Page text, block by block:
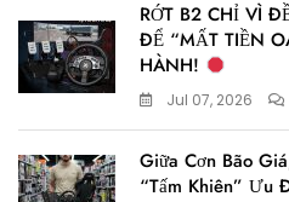
RỚT B2 CHỈ VÌ
ĐỂ “MẤT TIỀN
HÀNH!
Jul 07, 2026
Giữa Cơn Bão
“Tấm Khiên” Ưu